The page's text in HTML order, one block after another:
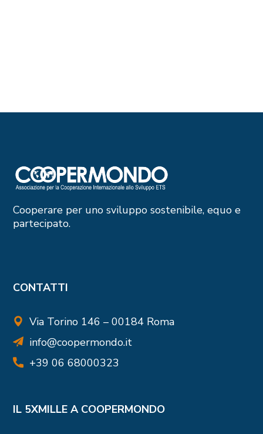
Cooperare per uno sviluppo sostenibile, equo e
partecipato.
CONTATTI
Via Torino 146 – 00184 Roma
info@coopermondo.it
+39 06 68000323
IL 5XMILLE A COOPERMONDO